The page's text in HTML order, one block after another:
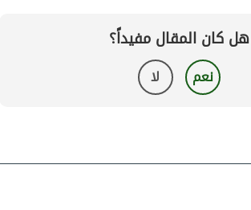
هل كان المقال مفيداً؟
نعم لا